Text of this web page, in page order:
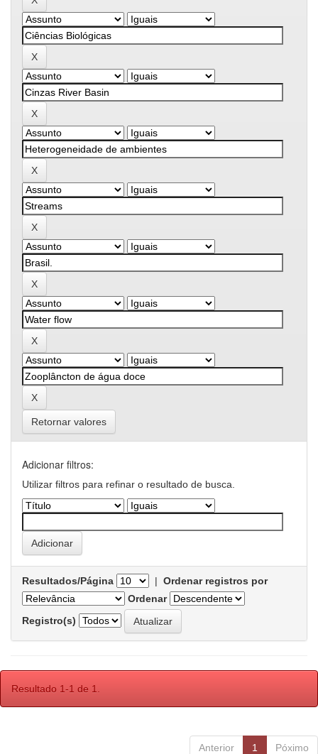
Retornar valores
Adicionar filtros:
Utilizar filtros para refinar o resultado de busca.
Resultados/Página | Ordenar registros por
Ordenar
Registro(s)
Resultado 1-1 de 1.
Anterior 1 Póximo